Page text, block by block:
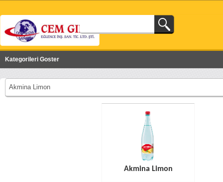
Kategorileri Goster
Akmina Limon
Akmina Limon